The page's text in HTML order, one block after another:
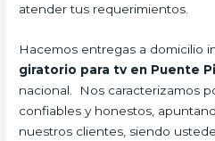
atender tus requerimientos.
Hacemos entregas a domicilio
giratorio para tv en Puente
nacional. Nos caracterizamos
confiables y honestos,
nuestros clientes, siendo